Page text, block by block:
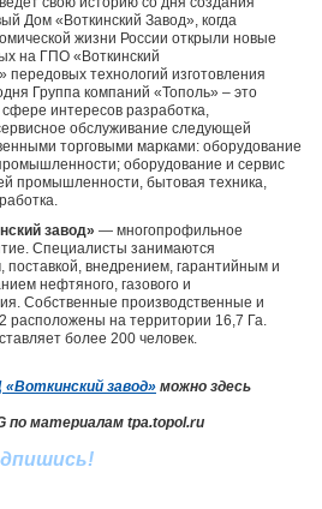
Дом «Воткинский Завод», когда
жизни России открыли новые
на ГПО «Воткинский
технологий изготовления
Группа компаний «Тополь» – это
интересов разработка,
обслуживание следующей
торговыми марками: оборудование
оборудование и сервис
промышленности, бытовая техника,
завод» — многопрофильное
Специалисты занимаются
поставкой, внедрением, гарантийным и
нефтяного, газового и
Собственные производственные и
расположены на территории 16,7 Га.
более 200 человек.
завод» можно здесь
по материалам tpa.topol.ru